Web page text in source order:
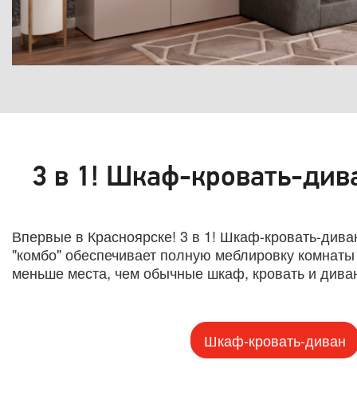
3 в 1! Шкаф-кровать-
Впервые в Красноярске! 3 в 1! Шкаф-кровать-
"комбо" обеспечивает полную меблировку
меньше места, чем обычные шкаф, кровать и
Шкаф-кровать-диван